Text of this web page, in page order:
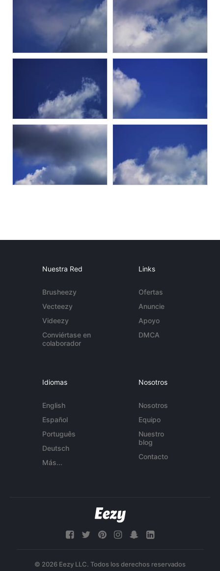
Nuestra Red
Brusheezy
Vecteezy
Videezy
Conviértase en
colaborador
Links
Ofertas
Anuncie
Apoyo
DMCA
Idiomas
English
Español
Português
Deutsch
Más...
Nosotros
Nosotros
Equipo
Nuestro
blog
Contacto
© 2026 Eezy LLC. Todos los derechos reservados